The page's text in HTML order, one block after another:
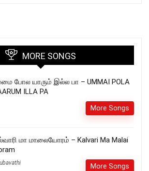
MORE SONGS
போல யாரும் இல்ல பா – UMMAI POLA
ILLA PA
More Songs
மா மாலையோரம் – Kalvari Ma Malai
More Songs